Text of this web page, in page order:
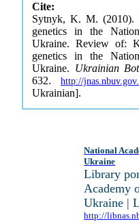
Cite:
Sytnyk, K. M. (2010).
genetics in the
Ukraine. Review of:
genetics in the
Ukraine. Ukrainian
632. http://
Ukrainian].
National
Ukraine
Library
Academy
Ukraine |
http://